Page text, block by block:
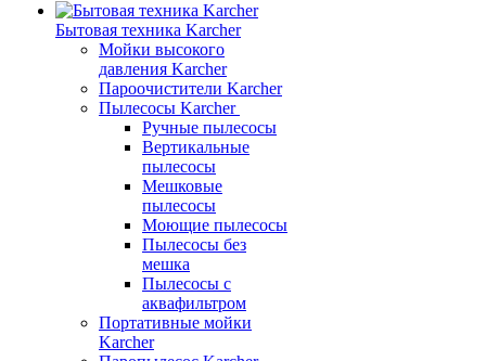
Бытовая техника Karcher
Мойки высокого
давления Karcher
Пароочистители Karcher
Пылесосы Karcher
Ручные пылесосы
Вертикальные
пылесосы
Мешковые
пылесосы
Моющие пылесосы
Пылесосы без
мешка
Пылесосы с
аквафильтром
Портативные мойки
Karcher